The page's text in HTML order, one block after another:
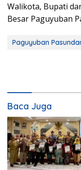
Walikota, Bupati
Besar Paguyuban
Paguyuban
Baca Juga